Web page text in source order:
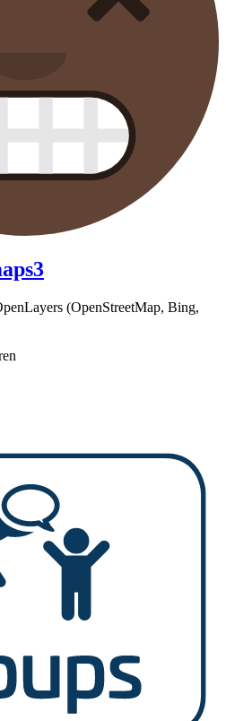
(OpenStreetMap, Bing,